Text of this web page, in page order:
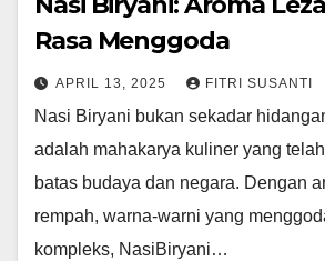
Rasa Menggoda
APRIL 13, 2025 FITRI SUSANTI
Nasi Biryani bukan sekadar
adalah mahakarya kuliner yang
batas budaya dan negara. Dengan
rempah, warna-warni yang
kompleks, NasiBiryani…